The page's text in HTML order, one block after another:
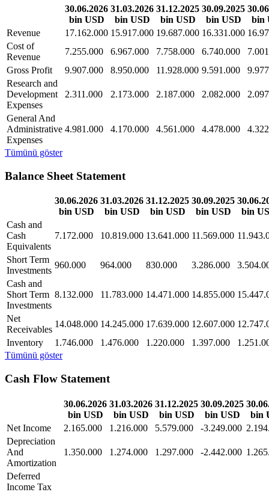
30.06.2026
bin USD
31.03.2026
bin USD
31.12.2025
bin USD
30.09.2025
bin USD
bin
Revenue
17.162.000 15.917.000 19.687.000 16.331.000
Cost of
Revenue
7.255.000 6.967.000 7.758.000 6.740.000
Gross Profit
9.907.000 8.950.000 11.928.000 9.591.000
Research and
Development
Expenses
2.311.000 2.173.000 2.187.000 2.082.000
General And
Administrative
Expenses
4.981.000 4.170.000 4.561.000 4.478.000
Tümünü göster
Balance Sheet Statement
30.06.2026
bin USD
31.03.2026
bin USD
31.12.2025
bin USD
30.09.2025
bin USD
bin
Cash and
Cash
Equivalents
7.172.000 10.819.000 13.641.000 11.569.000
Short Term
Investments
960.000 964.000 830.000 3.286.000
Cash and
Short Term
Investments
8.132.000 11.783.000 14.471.000 14.855.000
Net
Receivables
14.048.000 14.245.000 17.639.000 12.607.000
Inventory
1.746.000 1.476.000 1.220.000 1.397.000
Tümünü göster
Cash Flow Statement
30.06.2026
bin USD
31.03.2026
bin USD
31.12.2025
bin USD
30.09.2025
bin USD
bin
Net Income
2.165.000 1.216.000 5.579.000 -3.249.000
Depreciation
And
Amortization
1.350.000 1.274.000 1.297.000 -2.442.000
Deferred
Income Tax